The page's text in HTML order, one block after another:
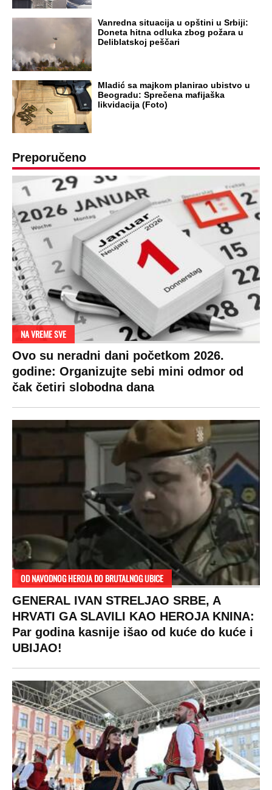
Vanredna situacija u opštini u Srbiji:
Doneta hitna odluka zbog požara u
Deliblatskoj peščari
Mladić sa majkom planirao ubistvo u
Beogradu: Sprečena mafijaška
likvidacija (Foto)
Preporučeno
NA VREME SVE
Ovo su neradni dani početkom 2026.
godine: Organizujte sebi mini odmor od
čak četiri slobodna dana
OD NAVODNOG HEROJA DO BRUTALNOG UBICE
GENERAL IVAN STRELJAO SRBE, A
HRVATI GA SLAVILI KAO HEROJA KNINA:
Par godina kasnije išao od kuće do kuće i
UBIJAO!